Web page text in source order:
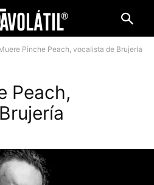
Pinche Peach, vocalista de Brujería
Peach,